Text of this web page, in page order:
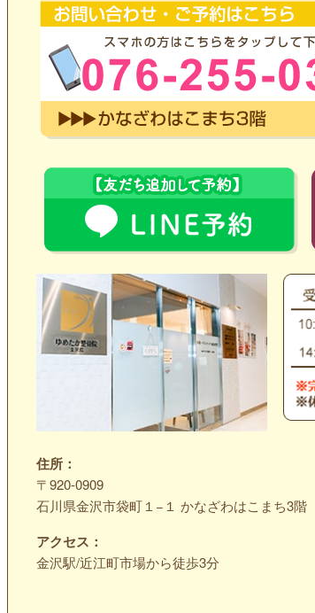
住所：
〒920-0909
石川県金沢市袋町１−１ かなざわはこまち3階
アクセス：
金沢駅/近江町市場から徒歩3分